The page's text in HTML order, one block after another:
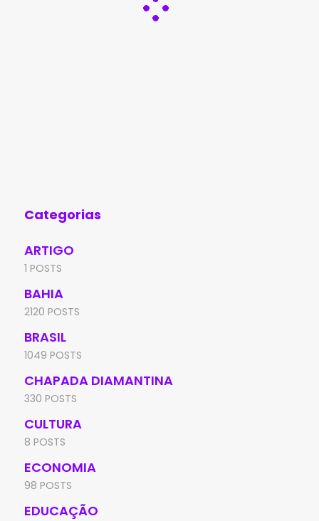
Categorias
ARTIGO
1 POSTS
BAHIA
2120 POSTS
BRASIL
1049 POSTS
CHAPADA DIAMANTINA
330 POSTS
CULTURA
8 POSTS
ECONOMIA
98 POSTS
EDUCAÇÃO